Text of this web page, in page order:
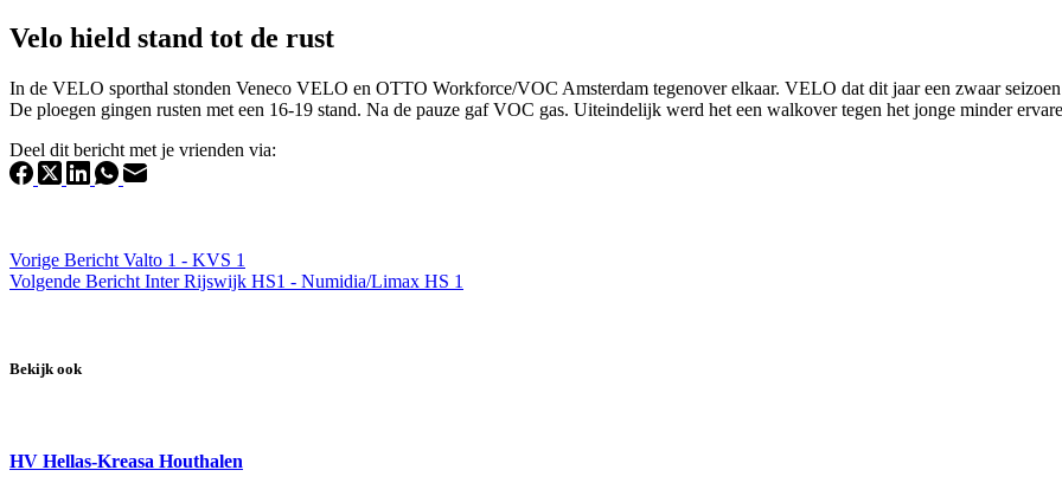
Velo hield stand tot de rust
In de VELO sporthal stonden Veneco VELO en OTTO Workforce/VOC Amsterdam tegenover elkaar. VELO dat dit jaar een zwaar
De ploegen gingen rusten met een 16-19 stand. Na de pauze gaf VOC gas. Uiteindelijk werd het een walkover tegen het jonge minder
Deel dit bericht met je vrienden via:
Vorige Bericht Valto 1 - KVS 1
Volgende Bericht Inter Rijswijk HS1 - Numidia/Limax HS 1
Bekijk ook
HV Hellas-Kreasa Houthalen